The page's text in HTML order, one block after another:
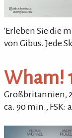
'Erleben Sie die
von Gibus. Jede
Wham!
Großbritannien,
ca. 90 min., FSK: